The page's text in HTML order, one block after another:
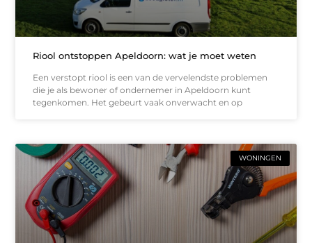
Riool ontstoppen Apeldoorn: wat je moet weten
Een verstopt riool is een van de vervelendste problemen
die je als bewoner of ondernemer in Apeldoorn kunt
tegenkomen. Het gebeurt vaak onverwacht en op
WONINGEN